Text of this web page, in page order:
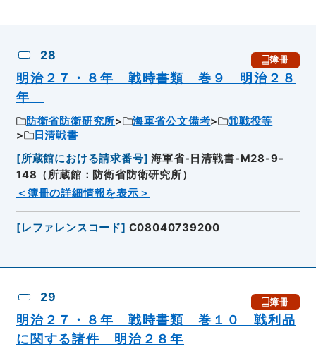
28 簿冊
明治２７・８年 戦時書類 巻９ 明治２８
年
防衛省防衛研究所 海軍省公文備考
⑪戦役等
日清戦書
[所蔵館における請求番号] 海軍省-日清戦書-M28-9-
148（所蔵館：防衛省防衛研究所）
＜簿冊の詳細情報を表示＞
[レファレンスコード] C08040739200
29 簿冊
明治２７・８年 戦時書類 巻１０ 戦利品
に関する諸件 明治２８年